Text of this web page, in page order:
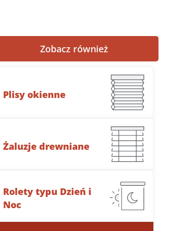
Zobacz również
Plisy okienne
Żaluzje drewniane
Rolety typu Dzień i
Noc